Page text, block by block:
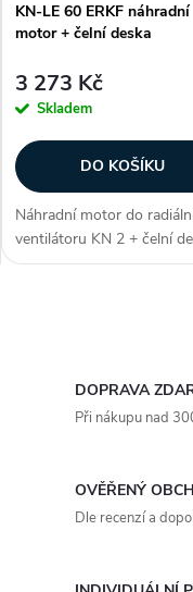
KN-LE 60 ERKF náhradní
motor + čelní deska
3 273 Kč
Skladem
DO KOŠÍKU
Náhradní motor do
ventilátoru KN 2 + čelní
Vhodný pro verze do
DOPRAVA
Při nákupu nad
OVĚŘENÝ
Dle recenzí a